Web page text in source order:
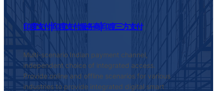
印度支付|印度支付服务商|印度三方支付
Multi-scenario Indian payment channel,
independent choice of integrated access.
Provide online and offline scenarios for various
industries to provide integrated digital smart